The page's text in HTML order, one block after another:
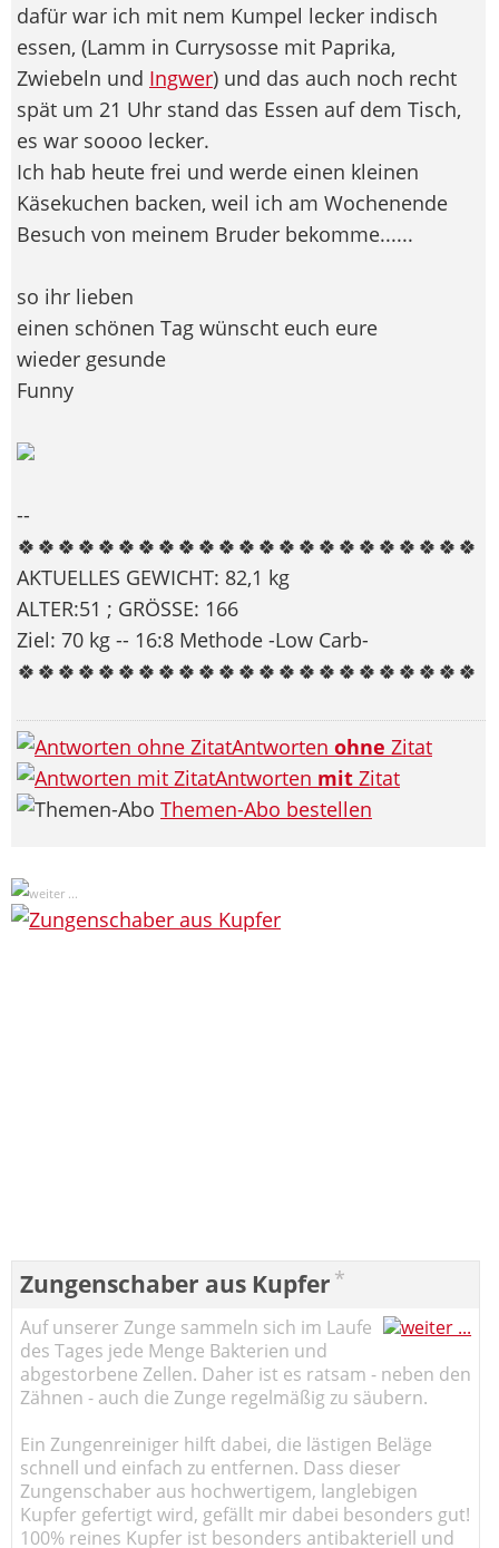
dafür war ich mit nem Kumpel lecker indisch
essen, (Lamm in Currysosse mit Paprika,
Zwiebeln und Ingwer) und das auch noch recht
spät um 21 Uhr stand das Essen auf dem Tisch,
es war soooo lecker.
Ich hab heute frei und werde einen kleinen
Käsekuchen backen, weil ich am Wochenende
Besuch von meinem Bruder bekomme......
so ihr lieben
einen schönen Tag wünscht euch eure
wieder gesunde
Funny
--
🍀🍀🍀🍀🍀🍀🍀🍀🍀🍀🍀🍀🍀🍀🍀🍀🍀🍀🍀🍀🍀🍀🍀
AKTUELLES GEWICHT: 82,1 kg
ALTER:51 ; GRÖSSE: 166
Ziel: 70 kg -- 16:8 Methode -Low Carb-
🍀🍀🍀🍀🍀🍀🍀🍀🍀🍀🍀🍀🍀🍀🍀🍀🍀🍀🍀🍀🍀🍀🍀
Antworten ohne Zitat
Antworten mit Zitat
Themen-Abo bestellen
Zungenschaber aus Kupfer *
Auf unserer Zunge sammeln sich im Laufe
des Tages jede Menge Bakterien und
abgestorbene Zellen. Daher ist es ratsam - neben den
Zähnen - auch die Zunge regelmäßig zu säubern.
Ein Zungenreiniger hilft dabei, die lästigen Beläge
schnell und einfach zu entfernen. Dass dieser
Zungenschaber aus hochwertigem, langlebigen
Kupfer gefertigt wird, gefällt mir dabei besonders gut!
100% reines Kupfer ist besonders antibakteriell und